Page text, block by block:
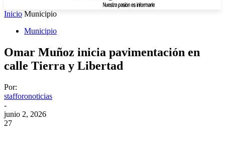
Inicio Municipio
Municipio
Omar Muñoz inicia pavimentación en
calle Tierra y Libertad
Por:
stafforonoticias
-
junio 2, 2026
27